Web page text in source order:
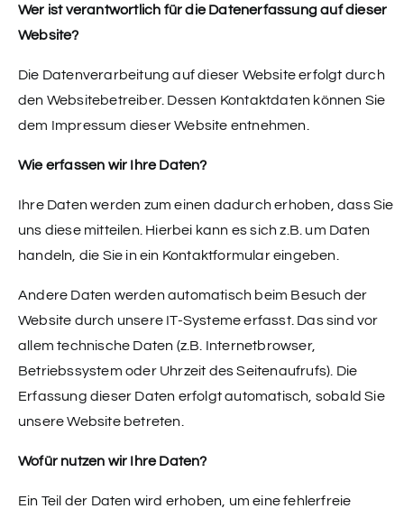
Wer ist verantwortlich für die Datenerfassung auf dieser
Website?
Die Datenverarbeitung auf dieser Website erfolgt durch
den Websitebetreiber. Dessen Kontaktdaten können Sie
dem Impressum dieser Website entnehmen.
Wie erfassen wir Ihre Daten?
Ihre Daten werden zum einen dadurch erhoben, dass Sie
uns diese mitteilen. Hierbei kann es sich z.B. um Daten
handeln, die Sie in ein Kontaktformular eingeben.
Andere Daten werden automatisch beim Besuch der
Website durch unsere IT-Systeme erfasst. Das sind vor
allem technische Daten (z.B. Internetbrowser,
Betriebssystem oder Uhrzeit des Seitenaufrufs). Die
Erfassung dieser Daten erfolgt automatisch, sobald Sie
unsere Website betreten.
Wofür nutzen wir Ihre Daten?
Ein Teil der Daten wird erhoben, um eine fehlerfreie